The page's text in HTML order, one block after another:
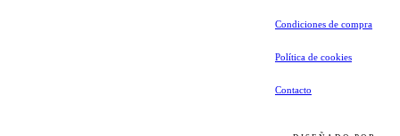
Condiciones de compra
Política de cookies
Contacto